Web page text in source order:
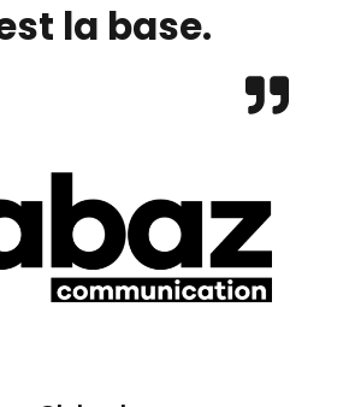
la base.